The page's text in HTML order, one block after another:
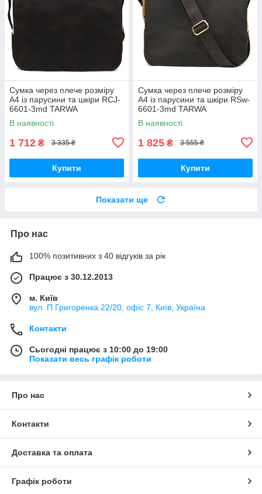
Сумка через плече розміру
А4 із парусини та шкіри RCJ-
6601-3md TARWA
В наявності
1 712 ₴ 3 335 ₴
Купити
Сумка через плече розміру
А4 із парусини та шкіри RSw-
6601-3md TARWA
В наявності
1 825 ₴ 3 555 ₴
Купити
Показати ще
Про нас
100% позитивних з 40 відгуків за рік
Працює з 30.12.2013
м. Київ
вул. П.Григоренка 22/20, офіс 7, Київ, Україна
Контакти
Сьогодні працює з 10:00 до 19:00
Показати весь графік роботи
Про нас
Контакти
Доставка та оплата
Графік роботи